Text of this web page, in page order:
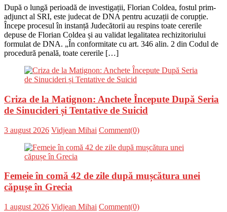
După o lungă perioadă de investigații, Florian Coldea, fostul prim-
adjunct al SRI, este judecat de DNA pentru acuzații de corupție.
Începe procesul în instanță Judecătorii au respins toate cererile
depuse de Florian Coldea și au validat legalitatea rechizitoriului
formulat de DNA. „În conformitate cu art. 346 alin. 2 din Codul de
procedură penală, toate cererile […]
Criza de la Matignon: Anchete Începute După Seria
de Sinucideri și Tentative de Suicid
Posted
3 august 2026 Author
Vidjean Mihai Comment(0)
Femeie în comă 42 de zile după mușcătura unei
căpușe în Grecia
Posted
1 august 2026 Author
Vidjean Mihai Comment(0)